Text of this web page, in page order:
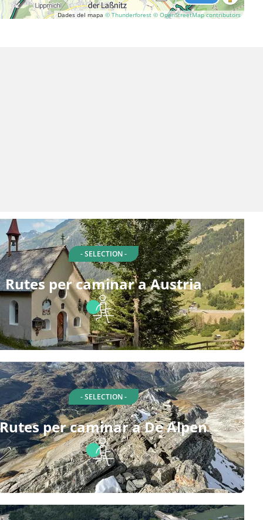
Dades del mapa © Thunderforest © OpenStreetMap contributors
- SELECTION -
Rutes per caminar a Austria
- SELECTION -
Rutes per caminar a De Alpen